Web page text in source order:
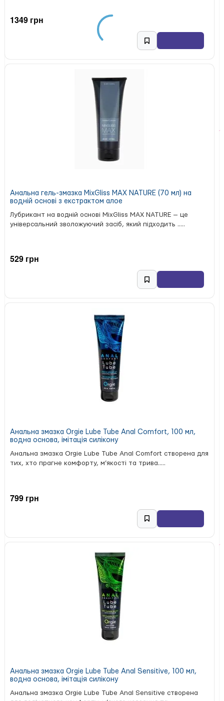
1349 грн
Анальна гель-змазка MixGliss MAX NATURE (70 мл) на
водній основі з екстрактом алое
Лубрикант на водній основі MixGliss MAX NATURE — це
універсальний зволожуючий засіб, який підходить .....
529 грн
Анальна змазка Orgie Lube Tube Anal Comfort, 100 мл,
водна основа, імітація силікону
Анальна змазка Orgie Lube Tube Anal Comfort створена для
тих, хто прагне комфорту, м’якості та трива.....
799 грн
Анальна змазка Orgie Lube Tube Anal Sensitive, 100 мл,
водна основа, імітація силікону
Анальна змазка Orgie Lube Tube Anal Sensitive створена